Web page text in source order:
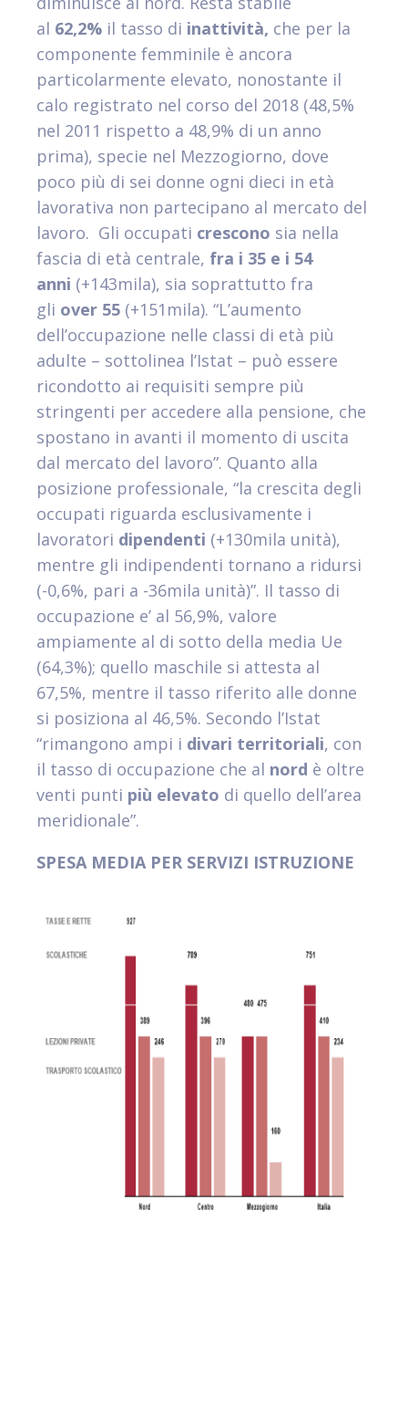
al 62,2% il tasso di inattività, che per la
componente femminile è ancora
particolarmente elevato, nonostante il
calo registrato nel corso del 2018 (48,5%
nel 2011 rispetto a 48,9% di un anno
prima), specie nel Mezzogiorno, dove
poco più di sei donne ogni dieci in età
lavorativa non partecipano al mercato del
lavoro. Gli occupati crescono sia nella
fascia di età centrale, fra i 35 e i 54
anni (+143mila), sia soprattutto fra
gli over 55 (+151mila). “L’aumento
dell’occupazione nelle classi di età più
adulte – sottolinea l’Istat – può essere
ricondotto ai requisiti sempre più
stringenti per accedere alla pensione, che
spostano in avanti il momento di uscita
dal mercato del lavoro”. Quanto alla
posizione professionale, “la crescita degli
occupati riguarda esclusivamente i
lavoratori dipendenti (+130mila unità),
mentre gli indipendenti tornano a ridursi
(-0,6%, pari a -36mila unità)”. Il tasso di
occupazione e’ al 56,9%, valore
ampiamente al di sotto della media Ue
(64,3%); quello maschile si attesta al
67,5%, mentre il tasso riferito alle donne
si posiziona al 46,5%. Secondo l’Istat
“rimangono ampi i divari territoriali, con
il tasso di occupazione che al nord è oltre
venti punti più elevato di quello dell’area
meridionale”.
SPESA MEDIA PER SERVIZI ISTRUZIONE